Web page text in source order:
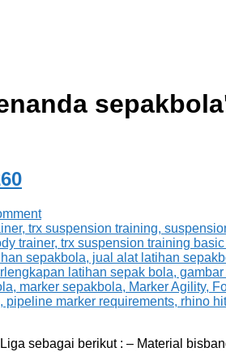
sepakbola
sebagai berikut : – Material